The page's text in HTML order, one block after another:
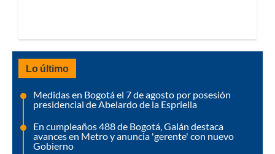
Lo último
Medidas en Bogotá el 7 de agosto por posesión
presidencial de Abelardo de la Espriella
En cumpleaños 488 de Bogotá, Galán destaca
avances en Metro y anuncia 'gerente' con nuevo
Gobierno